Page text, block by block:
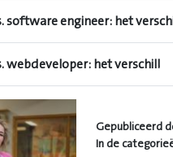
software engineer: het
webdeveloper: het verschil!
Gepubliceerd
In de